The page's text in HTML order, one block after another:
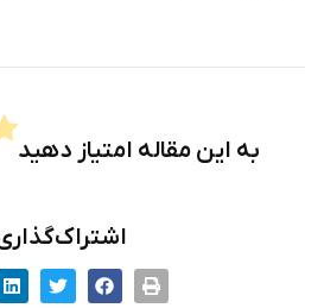
به این مقاله امتیاز دهید